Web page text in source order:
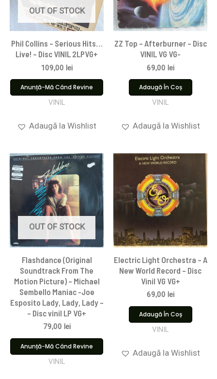
OUT OF STOCK
Phil Collins – Serious Hits…
Live! – Disc VINIL 2LPVG+
109,00 lei
Anunță-Mă Când Revine
VINIL
Adaugă la Wishlist
ZZ Top – Afterburner – Disc
VINIL VG VG-
69,00 lei
Adaugă În Coș
VINIL
Adaugă la Wishlist
OUT OF STOCK
Flashdance (Original
Soundtrack From The
Motion Picture) – Michael
Sembello Maniac -Joe
Esposito Lady, Lady, Lady –
– Disc vinil LP VG+
79,00 lei
Anunță-Mă Când Revine
VINIL
Electric Light Orchestra – A
New World Record – Disc
Vinil VG VG+
69,00 lei
Adaugă În Coș
VINIL
Adaugă la Wishlist